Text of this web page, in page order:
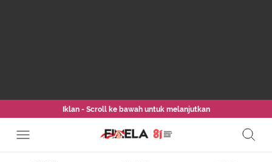
Iklan - Scroll ke bawah untuk melanjutkan